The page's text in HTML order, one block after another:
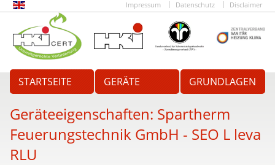
Impressum Datenschutz Disclaimer
STARTSEITE GERÄTE GRUNDLAGEN
Geräteeigenschaften: Spartherm
Feuerungstechnik GmbH - SEO L leva
RLU